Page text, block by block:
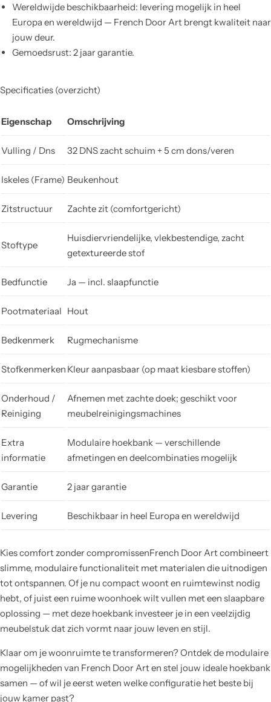
Wereldwijde beschikbaarheid: levering mogelijk in heel
Europa en wereldwijd — French Door Art brengt kwaliteit naar
jouw deur.
Gemoedsrust: 2 jaar garantie.
Specificaties (overzicht)
Eigenschap Omschrijving
Vulling / Dns 32 DNS zacht schuim + 5 cm dons/veren
Iskeles (Frame) Beukenhout
Zitstructuur Zachte zit (comfortgericht)
Stoftype
Huisdiervriendelijke, vlekbestendige, zacht
getextureerde stof
Bedfunctie Ja — incl. slaapfunctie
Pootmateriaal Hout
Bedkenmerk Rugmechanisme
Stofkenmerken Kleur aanpasbaar (op maat kiesbare stoffen)
Onderhoud /
Reiniging
Afnemen met zachte doek; geschikt voor
meubelreinigingsmachines
Extra
informatie
Modulaire hoekbank — verschillende
afmetingen en deelcombinaties mogelijk
Garantie 2 jaar garantie
Levering Beschikbaar in heel Europa en wereldwijd
Kies comfort zonder compromissenFrench Door Art combineert
slimme, modulaire functionaliteit met materialen die uitnodigen
tot ontspannen. Of je nu compact woont en ruimtewinst nodig
hebt, of juist een ruime woonhoek wilt vullen met een slaapbare
oplossing — met deze hoekbank investeer je in een veelzijdig
meubelstuk dat zich vormt naar jouw leven en stijl.
Klaar om je woonruimte te transformeren? Ontdek de modulaire
mogelijkheden van French Door Art en stel jouw ideale hoekbank
samen — of wil je eerst weten welke configuratie het beste bij
jouw kamer past?